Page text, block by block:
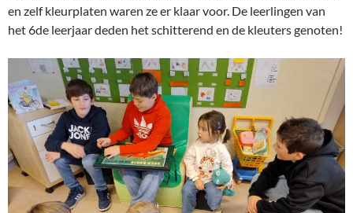
en zelf kleurplaten waren ze er klaar voor. De leerlingen van
het 6de leerjaar deden het schitterend en de kleuters genoten!